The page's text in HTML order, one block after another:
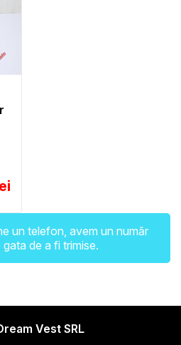
un telefon, avem un număr
de a fi trimise.
Vest SRL